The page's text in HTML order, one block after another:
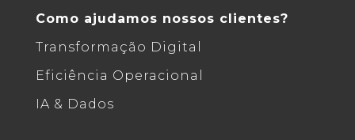
Como ajudamos nossos clientes?
Transformação Digital
Eficiência Operacional
IA & Dados